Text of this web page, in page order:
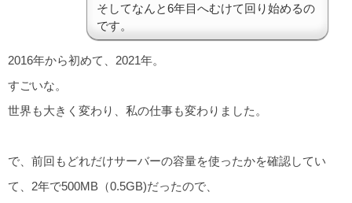
そしてなんと6年目へむけて回り始めるの
です。
2016年から初めて、2021年。
すごいな。
世界も大きく変わり、私の仕事も変わりました。
で、前回もどれだけサーバーの容量を使ったかを確認してい
て、2年で500MB（0.5GB)だったので、